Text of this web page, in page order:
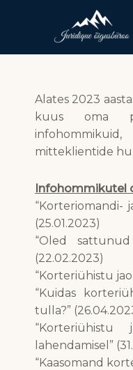
Alates 2023
kuus oma
mitteklientide
Infohommikutel
“Korteriomandi-
(25.01.2023)
“Oled
(22.02.2023)
“Korteriühistu
“Kuidas
tulla?”
lahendamisel”
“Kaasomand